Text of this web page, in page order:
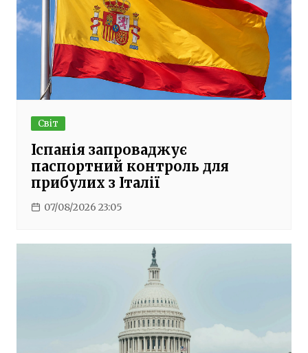
Світ
Іспанія запроваджує
паспортний контроль для
прибулих з Італії
07/08/2026 23:05